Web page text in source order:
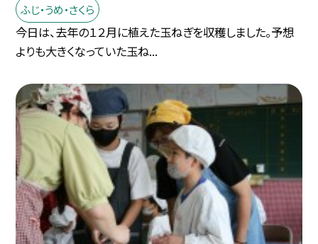
ふじ・うめ・さくら
今日は、去年の１２月に植えた玉ねぎを収穫しました。予想
よりも大きくなっていた玉ね...